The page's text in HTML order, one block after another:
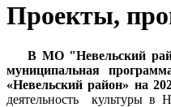
Проекты,
В МО "Невельский
муниципальная
«Невельский район» на
деятельность культуры в